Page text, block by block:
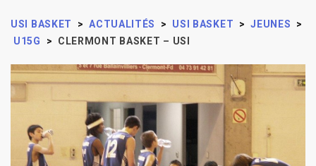
USI BASKET > ACTUALITÉS > USI BASKET > JEUNES
>
U15G
> CLERMONT BASKET – USI